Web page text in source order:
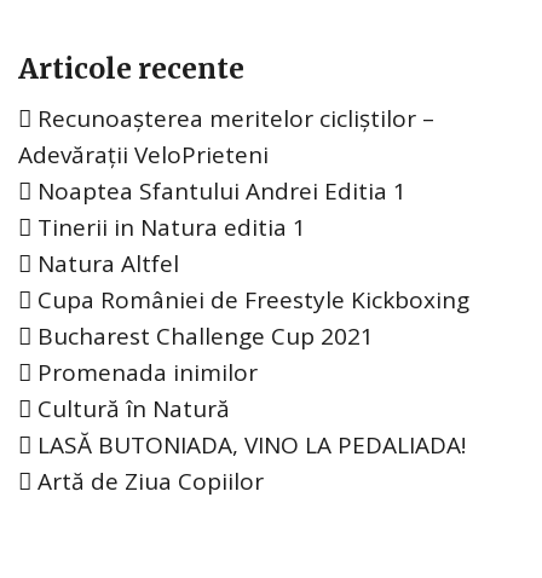
Articole recente
Recunoașterea meritelor cicliștilor –
Adevărații VeloPrieteni
Noaptea Sfantului Andrei Editia 1
Tinerii in Natura editia 1
Natura Altfel
Cupa României de Freestyle Kickboxing
Bucharest Challenge Cup 2021
Promenada inimilor
Cultură în Natură
LASĂ BUTONIADA, VINO LA PEDALIADA!
Artă de Ziua Copiilor